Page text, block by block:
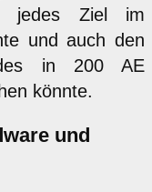
jedes Ziel im
und auch den
in 200 AE
könnte.
und